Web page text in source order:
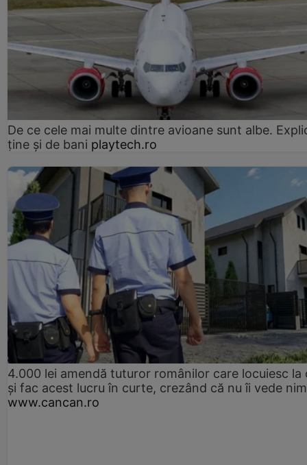
De ce cele mai multe dintre avioane sunt albe.
ține și de bani playtech.ro
4.000 lei amendă tuturor românilor care locuiesc la
și fac acest lucru în curte, crezând că nu îi vede
www.cancan.ro